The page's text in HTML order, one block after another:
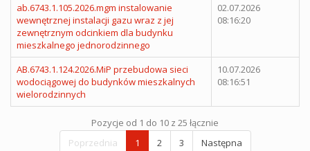
ab.6743.1.105.2026.mgm instalowanie
wewnętrznej instalacji gazu wraz z jej
zewnętrznym odcinkiem dla budynku
mieszkalnego jednorodzinnego
02.07.2026
08:16:20
AB.6743.1.124.2026.MiP przebudowa sieci
wodociągowej do budynków mieszkalnych
wielorodzinnych
10.07.2026
08:16:51
Pozycje od 1 do 10 z 25 łącznie
Poprzednia
1 2 3 Następna